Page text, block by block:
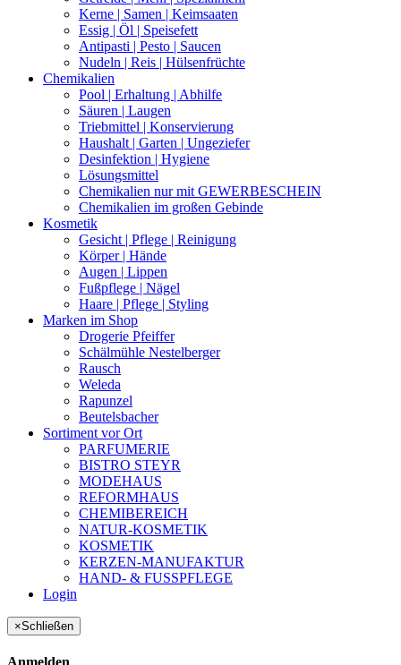
Kerne | Samen | Keimsaaten
Essig | Öl | Speisefett
Antipasti | Pesto | Saucen
Nudeln | Reis | Hülsenfrüchte
Chemikalien
Pool | Erhaltung | Abhilfe
Säuren | Laugen
Triebmittel | Konservierung
Haushalt | Garten | Ungeziefer
Desinfektion | Hygiene
Lösungsmittel
Chemikalien nur mit GEWERBESCHEIN
Chemikalien im großen Gebinde
Kosmetik
Gesicht | Pflege | Reinigung
Körper | Hände
Augen | Lippen
Fußpflege | Nägel
Haare | Pflege | Styling
Marken im Shop
Drogerie Pfeiffer
Schälmühle Nestelberger
Rausch
Weleda
Rapunzel
Beutelsbacher
Sortiment vor Ort
PARFUMERIE
BISTRO STEYR
MODEHAUS
REFORMHAUS
CHEMIBEREICH
NATUR-KOSMETIK
KOSMETIK
KERZEN-MANUFAKTUR
HAND- & FUSSPFLEGE
Login
×Schließen
Anmelden